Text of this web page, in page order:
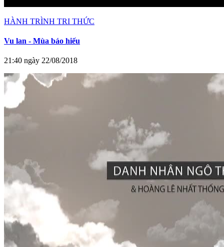
HÀNH TRÌNH TRI THỨC
Vu lan - Mùa báo hiếu
21:40 ngày 22/08/2018